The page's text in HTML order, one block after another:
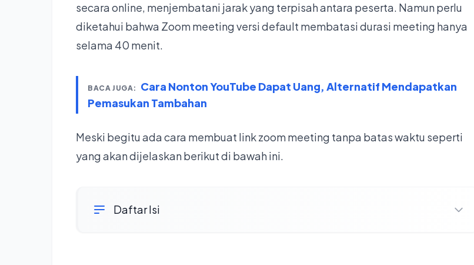
secara online, menjembatani jarak yang terpisah antara peserta. Namun perlu
diketahui bahwa Zoom meeting versi default membatasi durasi meeting hanya
selama 40 menit.
BACA JUGA:
Cara Nonton YouTube Dapat Uang, Alternatif Mendapatkan
Pemasukan Tambahan
Meski begitu ada cara membuat link zoom meeting tanpa batas waktu seperti
yang akan dijelaskan berikut di bawah ini.
Daftar Isi